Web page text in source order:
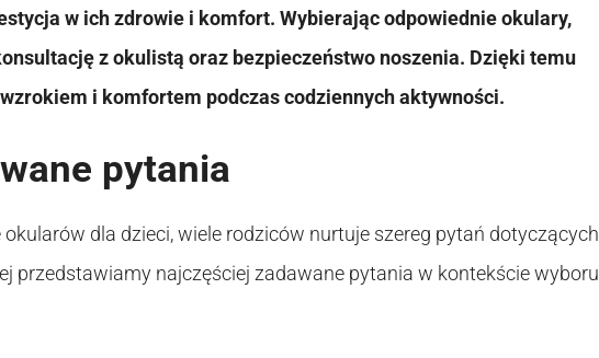
w ich zdrowie i komfort. Wybierając odpowiednie okulary,
z okulistą oraz bezpieczeństwo noszenia. Dzięki temu
i komfortem podczas codziennych aktywności.
pytania
dla dzieci, wiele rodziców nurtuje szereg pytań dotyczących
przedstawiamy najczęściej zadawane pytania w kontekście wyboru